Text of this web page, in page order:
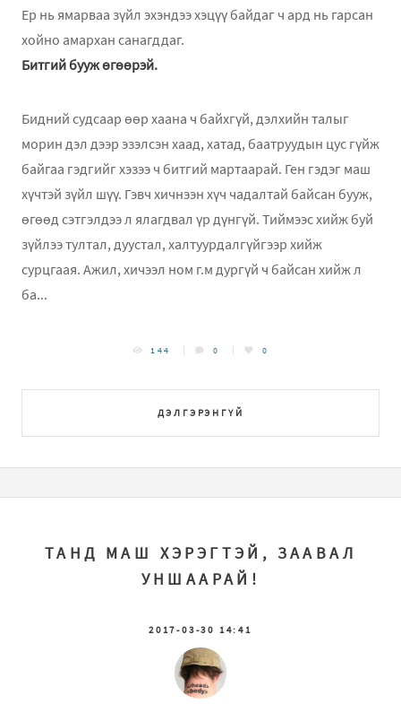
Ер нь ямарваа зүйл эхэндээ хэцүү байдаг ч ард нь гарсан
хойно амархан санагддаг.
Битгий бууж өгөөрэй.
Бидний судсаар өөр хаана ч байхгүй, дэлхийн талыг
морин дэл дээр эзэлсэн хаад, хатад, баатруудын цус гүйж
байгаа гэдгийг хэзээ ч битгий мартаарай. Ген гэдэг маш
хүчтэй зүйл шүү. Гэвч хичнээн хүч чадалтай байсан бууж,
өгөөд сэтгэлдээ л ялагдвал үр дүнгүй. Тиймээс хийж буй
зүйлээ тултал, дуустал, халтуурдалгүйгээр хийж
сурцгаая. Ажил, хичээл ном г.м дургүй ч байсан хийж л
ба...
ДЭЛГЭРЭНГҮЙ
144 0 0
ТАНД МАШ ХЭРЭГТЭЙ, ЗААВАЛ
УНШААРАЙ!
2017-03-30 14:41